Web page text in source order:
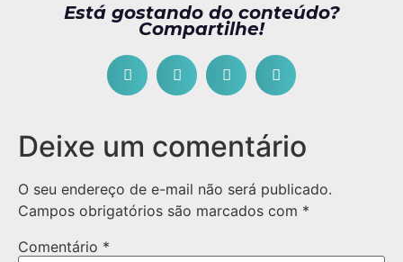
Está gostando do conteúdo?
Compartilhe!
Deixe um comentário
O seu endereço de e-mail não será publicado.
Campos obrigatórios são marcados com *
Comentário *